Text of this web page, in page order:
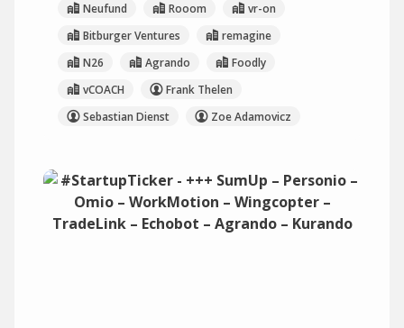
Neufund Rooom
vr-on
Bitburger Ventures
remagine
N26
Agrando
Foodly
vCOACH
Frank Thelen
Sebastian Dienst
Zoe Adamovicz